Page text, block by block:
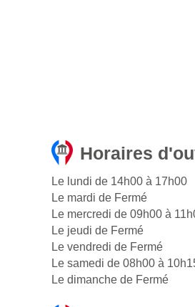
Horaires
Le lundi de 14h00 à 17h00
Le mardi de Fermé
Le mercredi de 09h00 à
Le jeudi de Fermé
Le vendredi de Fermé
Le samedi de 08h00 à
Le dimanche de Fermé